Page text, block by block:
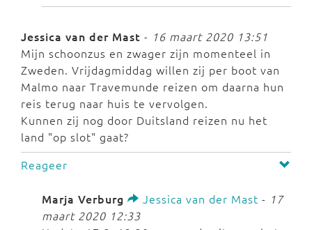
Jessica van der Mast - 16 maart 2020 13:51
Mijn schoonzus en zwager zijn momenteel in
Zweden. Vrijdagmiddag willen zij per boot van
Malmo naar Travemunde reizen om daarna hun
reis terug naar huis te vervolgen.
Kunnen zij nog door Duitsland reizen nu het
land "op slot" gaat?
Reageer
Marja Verburg Jessica van der Mast - 17
maart 2020 12:33